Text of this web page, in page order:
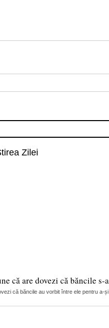
Zilei
că are dovezi că băncile s-
că băncile au vorbit între ele pentru a-